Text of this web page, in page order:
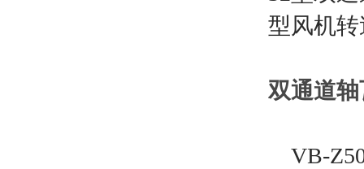
型风机
双通道
VB-